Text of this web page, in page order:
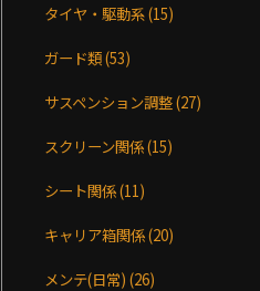
タイヤ・駆動系(15)
ガード類(53)
サスペンション調整(27)
スクリーン関係(15)
シート関係(11)
キャリア箱関係(20)
メンテ(日常)(26)